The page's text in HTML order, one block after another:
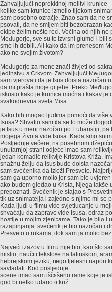
Zahvaljujući neprekidnoj molitvi krunice -
kolike sam krunice izmolio tijekom
sam posebno ozračje. Znao sam da ne
psovati, da ne smijem biti bezobrazan
ekipe želim nešto reći. Većina od njih ne
Međugorje, sve su to izvrsni glumci i bili
smo ih dobili. Ali kako da im prenesem
ako ne svojim životom?
Međugorje za mene znači živjeti od
jedinstvu s Crkvom. Zahvaljujući
sam vjerovati da je Isus doista nazočan
da mi prašta moje grijehe. Preko
iskusio kako je krunica moćna i kakav je
svakodnevna sveta Misa.
Kako bih mogao ljudima pomoći da više
Isusa? Shvatio sam da se to može
je Isus u meni nazočan po Euharistiji, pa
mojega života vide Isusa. Kada smo
Posljednje večere, na posebnom
unutarnjoj strani odjeće imao sam
jedan komadić relikvije Kristova Križa.
snažnu želju da Isus bude doista
sam svećenika da izloži Presveto.
sam ga uporno molio jer sam bio
ako budem gledao u Krista, Njega lakše
prepoznati. Svećenik je stajao s
tik uz snimatelja i zajedno s njime mi se
Kada ljudi u filmu vide svjetlucanje u
shvaćaju da zapravo vide Isusa, odraz
hostije u mojim zjenicama. Tako je bilo i
razapinjanja: svećenik je bio nazočan i
Presveto u rukama, dok sam ja molio
Najveći izazov u filmu nije bio, kao što
mislio, naučiti tekstove na latinskom,
hebrejskom jeziku, nego tjelesni napori
savladati. Kod posljednje
scene imao sam iščašeno rame koje je
god bi netko udario o križ.